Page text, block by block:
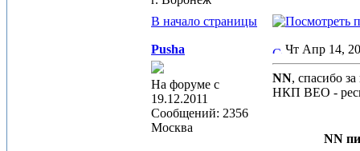
В начало страницы
Pusha
На форуме с
19.12.2011
Сообщений: 2356
Москва
Чт Апр 14,
NN, спасибо
НКП ВЕО -
NN